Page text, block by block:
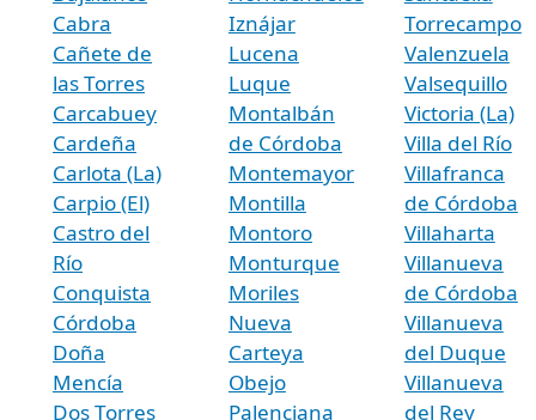
Cabra
Cañete de
las Torres
Carcabuey
Cardeña
Carlota (La)
Carpio (El)
Castro del
Río
Conquista
Córdoba
Doña
Mencía
Dos Torres
Iznájar
Lucena
Luque
Montalbán
de Córdoba
Montemayor
Montilla
Montoro
Monturque
Moriles
Nueva
Carteya
Obejo
Palenciana
Torrecampo
Valenzuela
Valsequillo
Victoria (La)
Villa del Río
Villafranca
de Córdoba
Villaharta
Villanueva
de Córdoba
Villanueva
del Duque
Villanueva
del Rey